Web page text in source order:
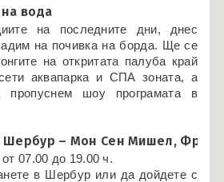
вода
на последните дни, днес
на почивка на борда. Ще се
на откритата палуба край
аквапарка и СПА зоната, а
пропуснем шоу програмата в
Шербур – Мон Сен Мишел,
07.00 до 19.00 ч.
в Шербур или да дойдете с